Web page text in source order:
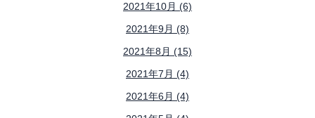
2021年10月 (6)
2021年9月 (8)
2021年8月 (15)
2021年7月 (4)
2021年6月 (4)